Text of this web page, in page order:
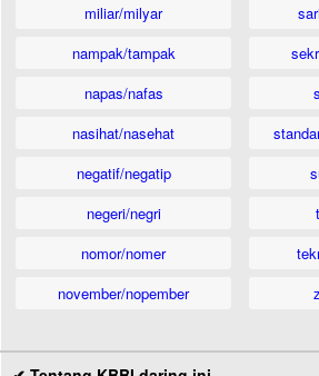
miliar/milyar
nampak/tampak
napas/nafas
nasihat/nasehat
negatif/negatip
negeri/negri
nomor/nomer
november/nopember